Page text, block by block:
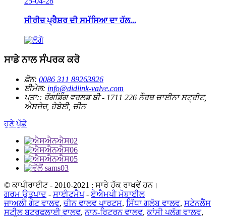
ਸੀਰੀਜ਼ ਪ੍ਰੈਸ਼ਰ ਦੀ ਸਮੱਸਿਆ ਦਾ ਹੱਲ...
ਸਾਡੇ ਨਾਲ ਸੰਪਰਕ ਕਰੋ
ਫ਼ੋਨ: 0086 311 89263826
ਈਮੇਲ: info@didlink-valve.com
ਪਤਾ:: ਰੋਂਗਡਿੰਗ ਵਰਲਡ ਬੀ - 1711 226 ਨੌਰਥ ਚਾਈਨਾ ਸਟ੍ਰੀਟ,
ਐਸਜੇਜ਼, ਹੇਬੇਈ, ਚੀਨ
ਹੁਣੇ ਪੁੱਛੋ
© ਕਾਪੀਰਾਈਟ - 2010-2021 : ਸਾਰੇ ਹੱਕ ਰਾਖਵੇਂ ਹਨ।
ਗਰਮ ਉਤਪਾਦ - ਸਾਈਟਮੈਪ-ਏਐਮਪੀ ਮੋਬਾਈਲ
ਜਾਅਲੀ ਗੇਟ ਵਾਲਵ, ਚੀਨ ਵਾਲਵ ਪਾਰਟਸ, ਸਿੱਧਾ ਗਲੋਬ ਵਾਲਵ, ਸਟੇਨਲੈੱਸ
ਸਟੀਲ ਬਟਰਫਲਾਈ ਵਾਲਵ,ਨਾਨ-ਰਿਟਰਨ ਵਾਲਵ,ਕਾਂਸੀ ਪਲੱਗ ਵਾਲਵ,